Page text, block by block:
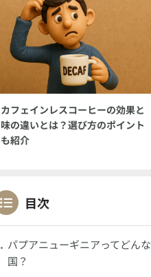
カフェインレスコーヒーの効果と
味の違いとは？選び方のポイント
も紹介
目次
パプアニューギニアってどんな
国？